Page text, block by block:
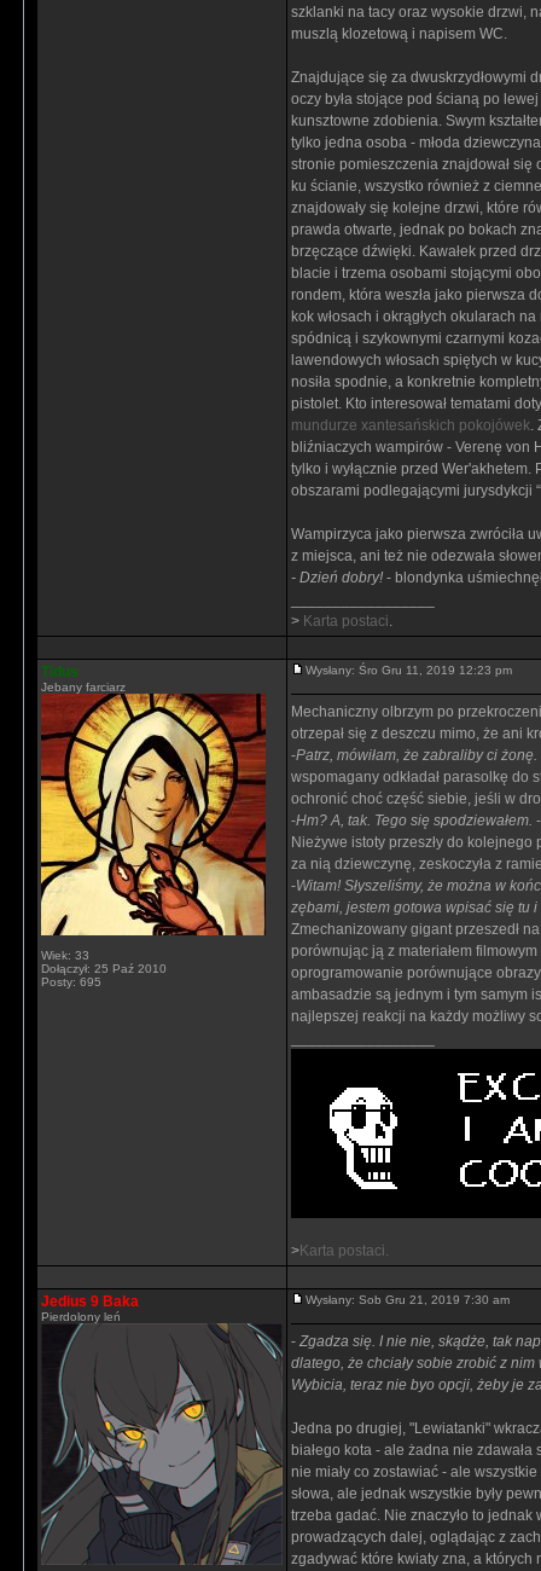
szklanki na tacy oraz wysokie drzwi,
muszlą klozetową i napisem WC.
Znajdujące się za dwuskrzydłowymi
oczy była stojące pod ścianą po
kunsztowne zdobienia. Swym
tylko jedna osoba - młoda
stronie pomieszczenia znajdował się
ku ścianie, wszystko również z
znajdowały się kolejne drzwi, które
prawda otwarte, jednak po bokach
brzęczące dźwięki. Kawałek przed
blacie i trzema osobami stojącymi
rondem, która weszła jako pierwsza
kok włosach i okrągłych okularach
spódnicą i szykownymi czarnymi
lawendowych włosach spiętych w
nosiła spodnie, a konkretnie
pistolet. Kto interesował tematami
mundurze xantesańskich pokojówek.
bliźniaczych wampirów - Verenę von
tylko i wyłącznie przed
obszarami podlegającymi jurysdykcji
Wampirzyca jako pierwsza zwróciła
z miejsca, ani też nie odezwała
- Dzień dobry! - blondynka
> Karta postaci.
Tidus
Jebany farciarz
Wiek: 33
Dołączył: 25 Paź 2010
Posty: 695
Wysłany: Śro Gru 11, 2019 12:23 pm
Mechaniczny olbrzym po
otrzepał się z deszczu mimo, że ani
-Patrz, mówiłam, że zabraliby ci żonę.
wspomagany odkładał parasolkę do
ochronić choć część siebie, jeśli w
-Hm? A, tak. Tego się spodziewałem.
Nieżywe istoty przeszły do
za nią dziewczynę, zeskoczyła z
-Witam! Słyszeliśmy, że można w
zębami, jestem gotowa wpisać się tu i
Zmechanizowany gigant przeszedł
porównując ją z materiałem
oprogramowanie porównujące
ambasadzie są jednym i tym samym
najlepszej reakcji na każdy możliwy
>Karta postaci.
Jedius 9 Baka
Pierdolony leń
Wysłany: Sob Gru 21, 2019 7:30 am
- Zgadza się. I nie nie, skądże, tak
dlatego, że chciały sobie zrobić z
Wybicia, teraz nie byo opcji, żeby je
Jedna po drugiej, "Lewiatanki"
białego kota - ale żadna nie
nie miały co zostawiać - ale
słowa, ale jednak wszystkie były
trzeba gadać. Nie znaczyło to jednak
prowadzących dalej, oglądając z
zgadywać które kwiaty zna, a których